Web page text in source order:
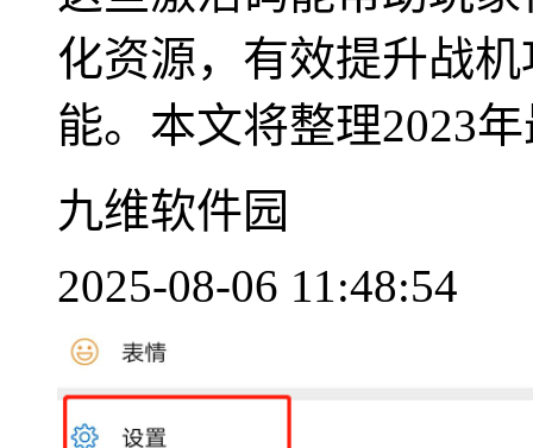
化资源，有效提升战
能。本文将整理2023
九维软件园
2025-08-06 11:48:54